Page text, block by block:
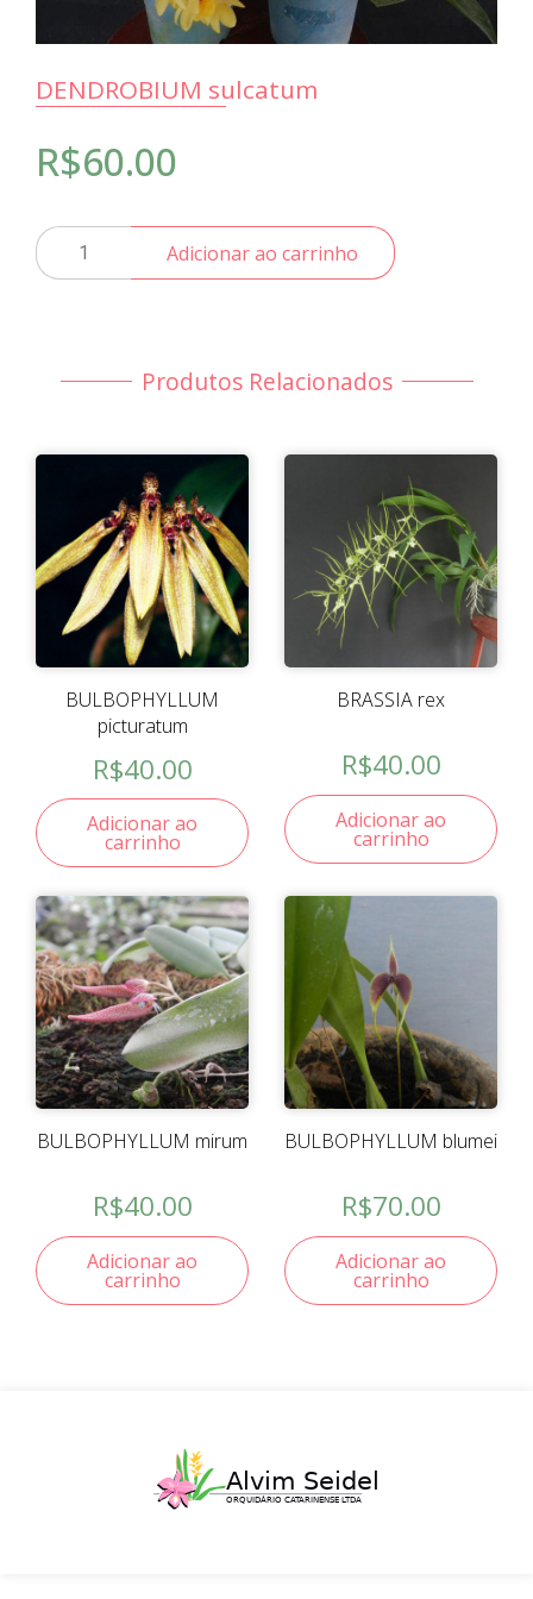
DENDROBIUM sulcatum
R$60.00
DENDROBIUM
sulcatum
Adicionar ao carrinho
Produtos Relacionados
BULBOPHYLLUM
picturatum
R$40.00
Adicionar ao
carrinho
BRASSIA rex
R$40.00
Adicionar ao
carrinho
BULBOPHYLLUM mirum
R$40.00
Adicionar ao
carrinho
BULBOPHYLLUM blumei
R$70.00
Adicionar ao
carrinho